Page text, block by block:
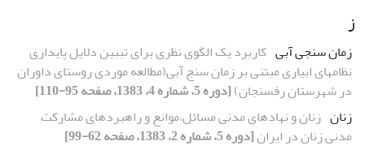
ز
زمان سنجی آبی کاربرد یک الگوی نظری برای تببین دلایل پایداری
نظامهای ابیاری مبتنی بر زمان سنج آبی(مطالعه موردی روستای داوران
در شهرستان رفسنجان)[دوره 5، شماره 4، 1383، صفحه 95-110]
زنان زنان و نهادهای مدنی مسائل،موانع و راهبردهای مشارکت
مدنی زنان در ایران[دوره 5، شماره 2، 1383، صفحه 62-99]